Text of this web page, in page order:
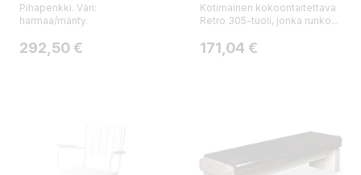
Pihapenkki. Väri:
harmaa/mänty.
Hinta
292,50 €
Kotimainen kokoontaitettava
Retro 305-tuoli, jonka runko...
Hinta
171,04 €